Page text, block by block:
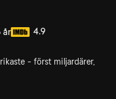
år 4.9
- först miljardärer,